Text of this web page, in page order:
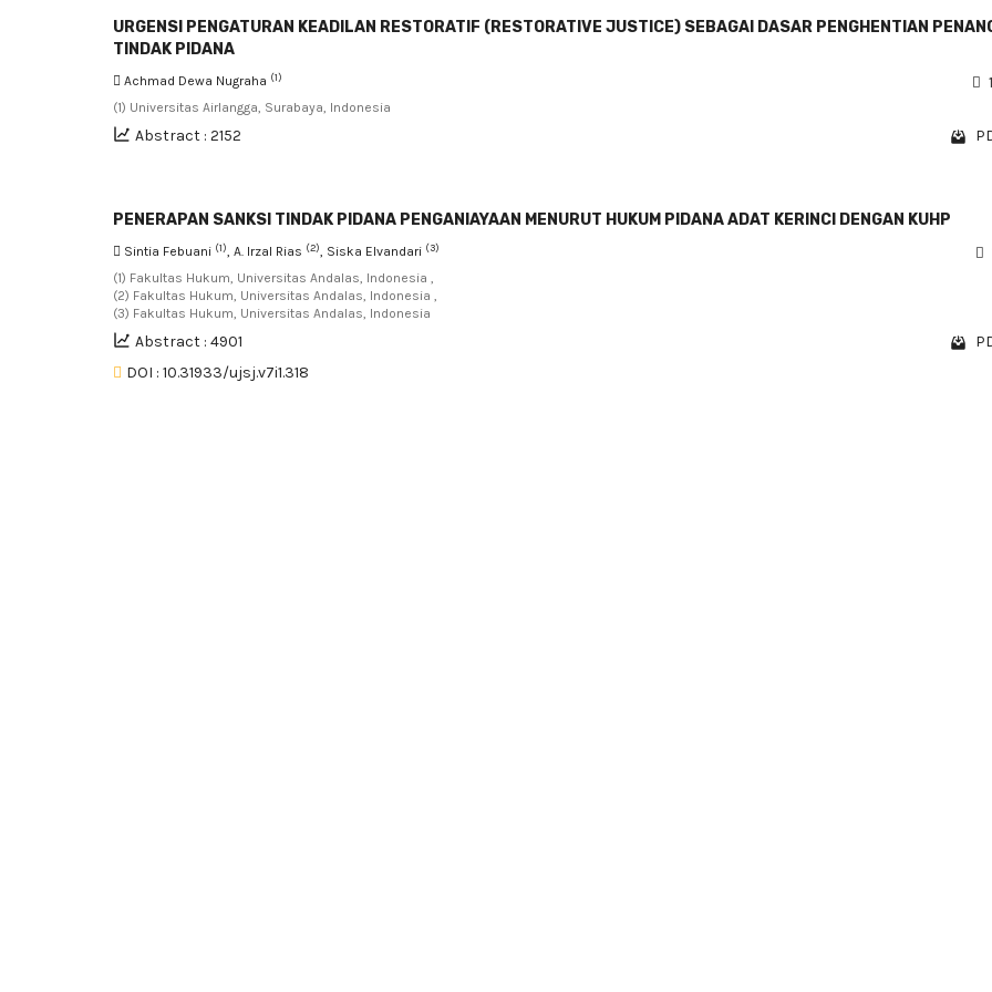
URGENSI PENGATURAN KEADILAN RESTORATIF (RESTORATIVE JUSTICE) SEBAGAI DASAR PENGHENTIAN
TINDAK PIDANA
Achmad Dewa Nugraha (1)
(1) Universitas Airlangga, Surabaya, Indonesia
Abstract : 2152
PENERAPAN SANKSI TINDAK PIDANA PENGANIAYAAN MENURUT HUKUM PIDANA ADAT KERINCI DENGAN KUHP
Sintia Febuani (1), A. Irzal Rias (2), Siska Elvandari (3)
(1) Fakultas Hukum, Universitas Andalas, Indonesia ,
(2) Fakultas Hukum, Universitas Andalas, Indonesia ,
(3) Fakultas Hukum, Universitas Andalas, Indonesia
Abstract : 4901
DOI : 10.31933/ujsj.v7i1.318